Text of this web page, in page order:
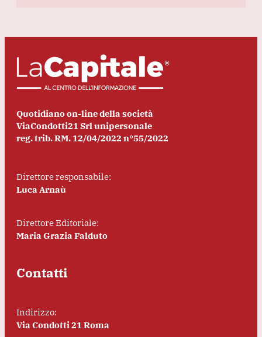
Quotidiano on-line della società
ViaCondotti21 Srl unipersonale
reg. trib. RM. 12/04/2022 n°55/2022
Direttore responsabile:
Luca Arnaù
Direttore Editoriale:
Maria Grazia Falduto
Contatti
Indirizzo:
Via Condotti 21 Roma